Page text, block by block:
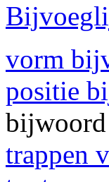
vorm
positie
bijwoord
trappen